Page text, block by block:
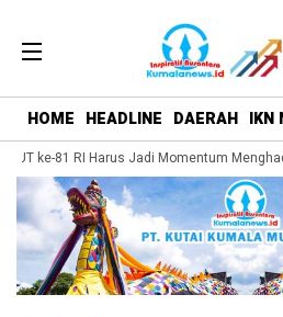
HOME HEADLINE DAERAH IKN
ke-81 RI Harus Jadi Momentum